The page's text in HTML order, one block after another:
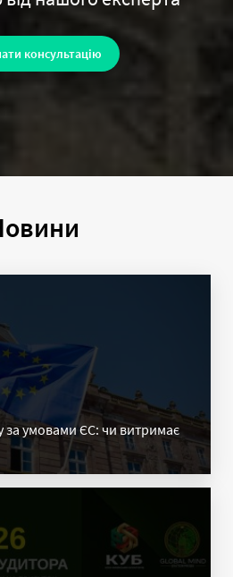
консультацію
за умовами ЄС: чи витримає